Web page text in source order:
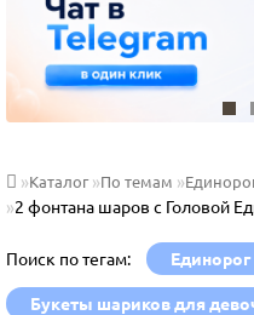
Каталог По темам
2 фонтана шаров с Головой
Поиск по тегам: Единорог
Букеты шариков для